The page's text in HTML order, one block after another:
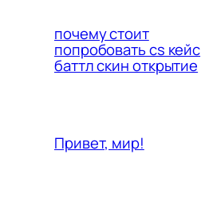
почему стоит
попробовать cs кейс
баттл скин открытие
Привет, мир!